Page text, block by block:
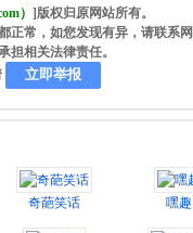
） ]版权归原网站所有。
正常，如您发现有异，请联系
担相关法律责任。
立即举报
奇葩笑话 嘿